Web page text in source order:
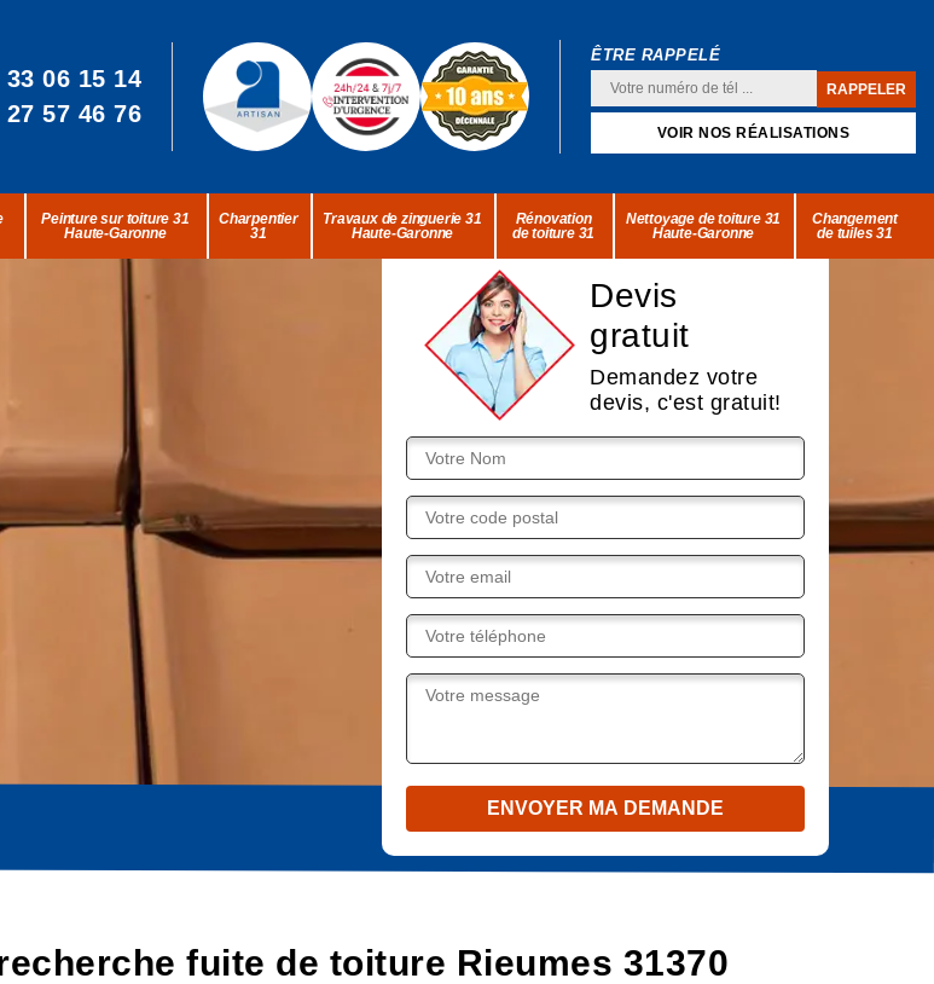
33 06 15 14
27 57 46 76
ÊTRE RAPPELÉ
VOIR NOS RÉALISATIONS
Peinture sur toiture 31
Haute-Garonne
Charpentier
31
Travaux de zinguerie 31
Haute-Garonne
Rénovation
de toiture 31
Nettoyage de toiture 31
Haute-Garonne
Changement
de tuiles 31
Devis
gratuit
Demandez votre
devis, c'est gratuit!
fuite de toiture Rieumes 31370